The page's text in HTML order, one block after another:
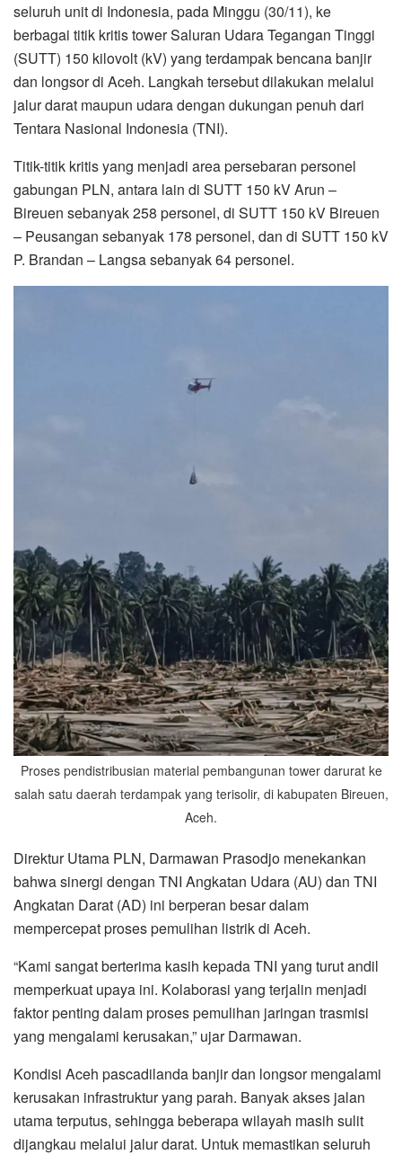
seluruh unit di Indonesia, pada Minggu (30/11), ke
berbagai titik kritis tower Saluran Udara Tegangan Tinggi
(SUTT) 150 kilovolt (kV) yang terdampak bencana banjir
dan longsor di Aceh. Langkah tersebut dilakukan melalui
jalur darat maupun udara dengan dukungan penuh dari
Tentara Nasional Indonesia (TNI).
Titik-titik kritis yang menjadi area persebaran personel
gabungan PLN, antara lain di SUTT 150 kV Arun –
Bireuen sebanyak 258 personel, di SUTT 150 kV Bireuen
– Peusangan sebanyak 178 personel, dan di SUTT 150 kV
P. Brandan – Langsa sebanyak 64 personel.
Proses pendistribusian material pembangunan tower darurat ke
salah satu daerah terdampak yang terisolir, di kabupaten Bireuen,
Aceh.
Direktur Utama PLN, Darmawan Prasodjo menekankan
bahwa sinergi dengan TNI Angkatan Udara (AU) dan TNI
Angkatan Darat (AD) ini berperan besar dalam
mempercepat proses pemulihan listrik di Aceh.
“Kami sangat berterima kasih kepada TNI yang turut andil
memperkuat upaya ini. Kolaborasi yang terjalin menjadi
faktor penting dalam proses pemulihan jaringan trasmisi
yang mengalami kerusakan,” ujar Darmawan.
Kondisi Aceh pascadilanda banjir dan longsor mengalami
kerusakan infrastruktur yang parah. Banyak akses jalan
utama terputus, sehingga beberapa wilayah masih sulit
dijangkau melalui jalur darat. Untuk memastikan seluruh